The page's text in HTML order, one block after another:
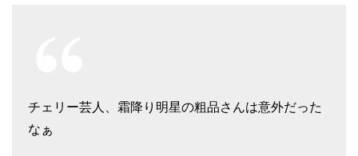
チェリー芸人、霜降り明星の粗品さんは意外だった
なぁ